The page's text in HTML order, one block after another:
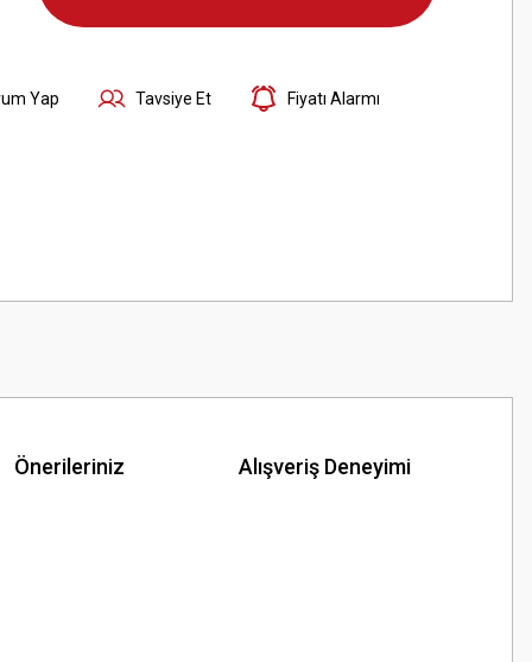
Yap Tavsiye Et Fiyatı Alarmı
Önerileriniz Alışveriş Deneyimi